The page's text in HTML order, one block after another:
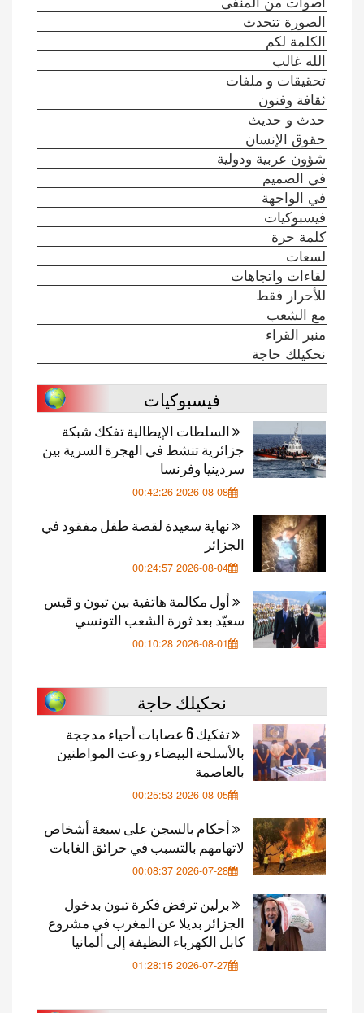
الصورة تتحدث
الكلمة لكم
الله غالب
تحقيقات و ملفات
ثقافة وفنون
حدث و حديث
حقوق الإنسان
شؤون عربية ودولية
في الصميم
في الواجهة
فيسبوكيات
كلمة حرة
لسعات
لقاءات واتجاهات
للأحرار فقط
مع الشعب
منبر القراء
نحكيلك حاجة
فيسبوكيات
السلطات الإيطالية تفكك شبكة
جزائرية تنشط في الهجرة السرية بين
سردينيا وفرنسا
2026-08-08 00:42:26
نهاية سعيدة لقصة طفل مفقود في
الجزائر
2026-08-04 00:24:57
أول مكالمة هاتفية بين تبون و قيس
سعيّد بعد ثورة الشعب التونسي
2026-08-01 00:10:28
نحكيلك حاجة
تفكيك 6 عصابات أحياء مدججة
بالأسلحة البيضاء روعت المواطنين
بالعاصمة
2026-08-05 00:25:53
أحكام بالسجن على سبعة أشخاص
لاتهامهم بالتسبب في حرائق الغابات
2026-07-28 00:08:37
برلين ترفض فكرة تبون بدخول
الجزائر بديلا عن المغرب في مشروع
كابل الكهرباء النظيفة إلى ألمانيا
2026-07-27 01:28:15